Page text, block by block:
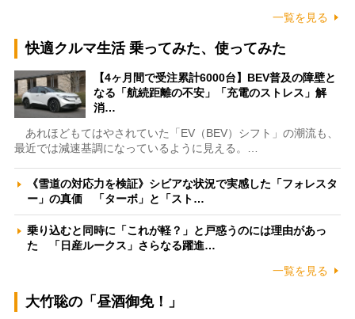
一覧を見る
快適クルマ生活 乗ってみた、使ってみた
【4ヶ月間で受注累計6000台】BEV普及の障壁と
なる「航続距離の不安」「充電のストレス」解
消…
あれほどもてはやされていた「EV（BEV）シフト」の潮流も、
最近では減速基調になっているように見える。…
《雪道の対応力を検証》シビアな状況で実感した「フォレスタ
ー」の真価 「ターボ」と「スト…
乗り込むと同時に「これが軽？」と戸惑うのには理由があっ
た 「日産ルークス」さらなる躍進…
一覧を見る
大竹聡の「昼酒御免！」